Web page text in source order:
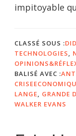
impitoyable
CLASSÉ SOUS :
TECHNOLOGIES,
BALISÉ AVEC :
LANGE, GRANDE
WALKER EVANS